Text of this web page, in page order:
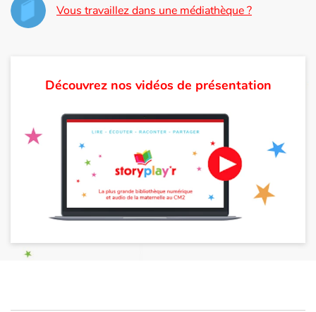
Apprendre les langues
Nos listes de lecture
Les plus lus
Coups de coeur
Vous travaillez dans une médiathèque ?
Découvrez nos vidéos de présentation